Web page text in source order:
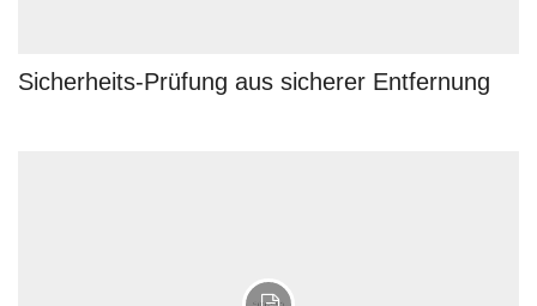
Sicherheits-Prüfung aus sicherer Entfernung